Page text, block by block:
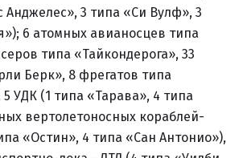
Анджелес», 3 типа «Си Вулф», 3
6 атомных авианосцев типа
типа «Тайкондерога», 33
Берк», 8 фрегатов типа
УДК (1 типа «Тарава», 4 типа
вертолетоносных кораблей-
«Остин», 4 типа «Сан Антонио»),